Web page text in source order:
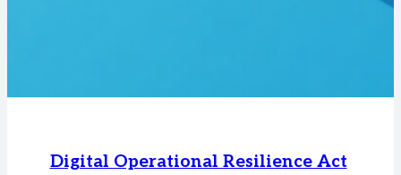
Digital Operational Resilience Act